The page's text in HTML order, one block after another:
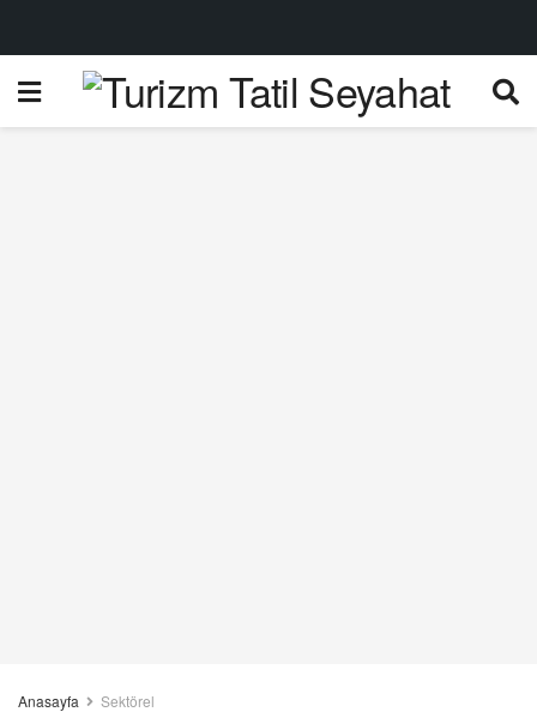
Anasayfa Sektörel